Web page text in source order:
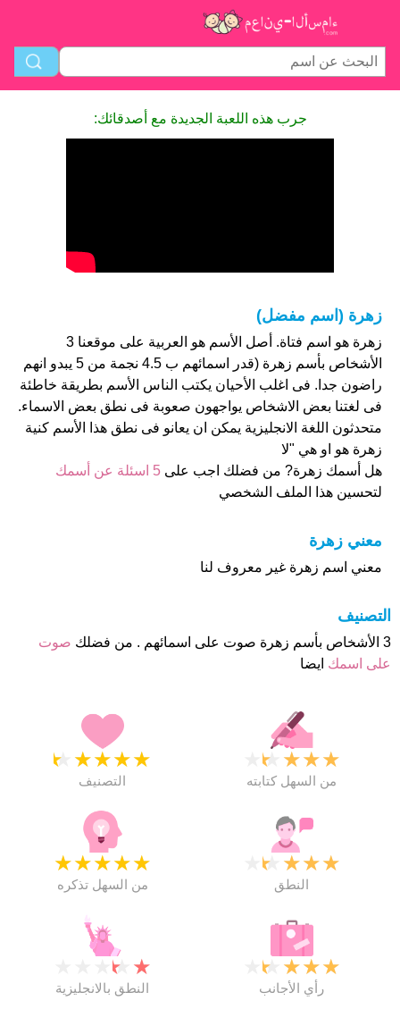
جرب هذه اللعبة الجديدة مع أصدقائك:
زهرة (اسم مفضل)
زهرة هو اسم فتاة. أصل الأسم هو العربية على موقعنا 3
الأشخاص بأسم زهرة (قدر اسمائهم ب 4.5 نجمة من 5 يبدو انهم
راضون جدا. فى اغلب الأحيان يكتب الناس الأسم بطريقة خاطئة
فى لغتنا بعض الاشخاص يواجهون صعوبة فى نطق بعض الاسماء.
متحدثون اللغة الانجليزية يمكن ان يعانو فى نطق هذا الأسم كنية
زهرة هو او هي "لا
هل أسمك زهرة? من فضلك اجب على 5 اسئلة عن أسمك
لتحسين هذا الملف الشخصي
معني زهرة
معني اسم زهرة غير معروف لنا
التصنيف
3 الأشخاص بأسم زهرة صوت على اسمائهم . من فضلك
صوت
على اسمك ايضا
★
★
★
★
★
التصنيف
★
★
★
★
من السهل كتابته
★
★
★
★
★
من السهل تذكره
★
★
★
★
النطق
★
★
النطق بالانجليزية
★
★
★
★
رأي الأجانب